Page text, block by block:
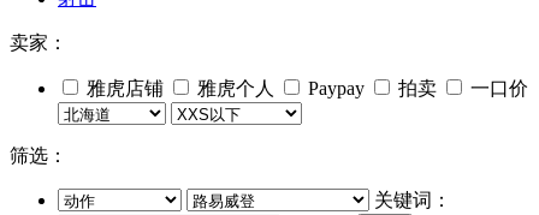
卖家：
雅虎店铺 雅虎个人 Paypay 拍卖 一口价
筛选：
关键词：